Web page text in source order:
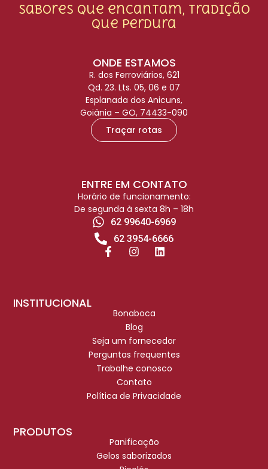
Sabores que encantam, tradição
que perdura
ONDE ESTAMOS
R. dos Ferroviários, 621
Qd. 23. Lts. 05, 06 e 07
Esplanada dos Anicuns,
Goiânia – GO, 74433-090
Traçar rotas
INSTITUCIONAL
Bonaboca
Blog
Seja um fornecedor
Perguntas frequentes
Trabalhe conosco
Contato
Política de Privacidade
PRODUTOS
Panificação
Gelos saborizados
ENTRE EM CONTATO
Horário de funcionamento:
De segunda à sexta 8h – 18h
62 99640-6969
62 3954-6666